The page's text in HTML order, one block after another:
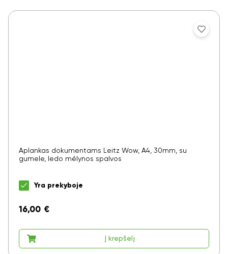
Aplankas dokumentams Leitz Wow, A4, 30mm, su
gumele, ledo mėlynos spalvos
Yra prekyboje
16,00 €
Į krepšelį